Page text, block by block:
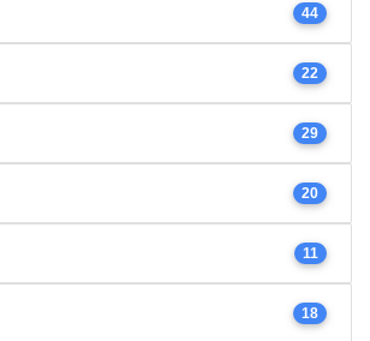
44
22
29
20
11
18